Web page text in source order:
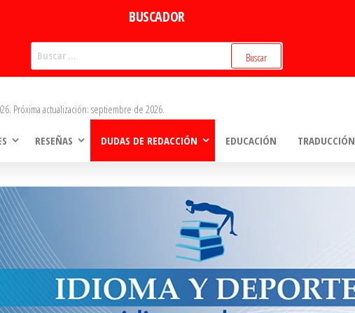
BUSCADOR
Próxima actualización: septiembre de 2026.
RESEÑAS DUDAS DE REDACCIÓN EDUCACIÓN TRADUCCIÓN